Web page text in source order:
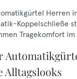
Herren
Koppelschließe
Tragekomfort im
Alltagslooks